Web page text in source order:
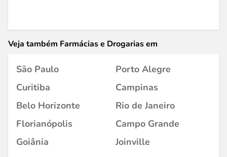
Veja também Farmácias e Drogarias em
São Paulo
Porto Alegre
Curitiba
Campinas
Belo Horizonte
Rio de Janeiro
Florianópolis
Campo Grande
Goiânia
Joinville